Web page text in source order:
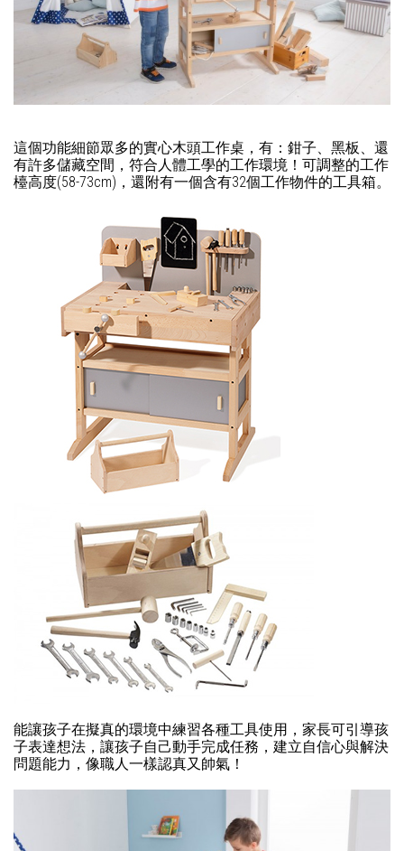
這個功能細節眾多的實心木頭工作桌，有：鉗子、黑板、還
有許多儲藏空間，符合人體工學的工作環境！可調整的工作
檯高度(58-73cm)，還附有一個含有32個工作物件的工具箱。
能讓孩子在擬真的環境中練習各種工具使用，家長可引導孩
子表達想法，讓孩子自己動手完成任務，建立自信心與解決
問題能力，像職人一樣認真又帥氣！